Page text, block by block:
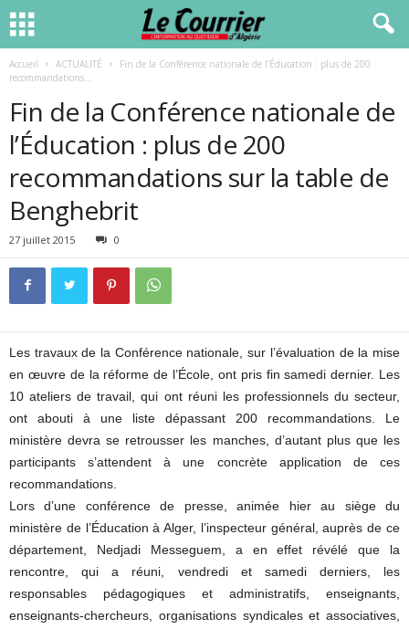
Accueil ACTUALITÉ
Fin de la Conférence nationale de l’Éducation : plus de 200
recommandations...
Fin de la Conférence nationale de
l’Éducation : plus de 200
recommandations sur la table de
Benghebrit
27 juillet 2015 0
Les travaux de la Conférence nationale, sur l’évaluation de la mise
en œuvre de la réforme de l’École, ont pris fin samedi dernier. Les
10 ateliers de travail, qui ont réuni les professionnels du secteur,
ont abouti à une liste dépassant 200 recommandations. Le
ministère devra se retrousser les manches, d’autant plus que les
participants s’attendent à une concrète application de ces
recommandations.
Lors d’une conférence de presse, animée hier au siège du
ministère de l’Éducation à Alger, l’inspecteur général, auprès de ce
département, Nedjadi Messeguem, a en effet révélé que la
rencontre, qui a réuni, vendredi et samedi derniers, les
responsables pédagogiques et administratifs, enseignants,
enseignants-chercheurs, organisations syndicales et associatives,